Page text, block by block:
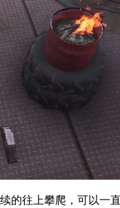
往上攀爬，可以一直